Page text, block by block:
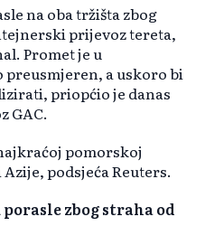
na oba tržišta zbog
prijevoz tereta,
Promet je u
a uskoro bi
priopćio je danas
GAC.
pomorskoj
podsjeća Reuters.
zbog straha od